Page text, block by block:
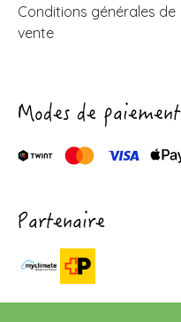
Conditions générales de
vente
Modes de paiement
Partenaire